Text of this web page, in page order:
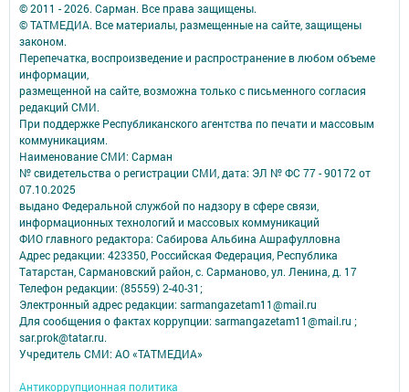
© 2011 - 2026. Сарман. Все права защищены.
© ТАТМЕДИА. Все материалы, размещенные на сайте, защищены
законом.
Перепечатка, воспроизведение и распространение в любом объеме
информации,
размещенной на сайте, возможна только с письменного согласия
редакций СМИ.
При поддержке Республиканского агентства по печати и массовым
коммуникациям.
Наименование СМИ: Сарман
№ свидетельства о регистрации СМИ, дата: ЭЛ № ФС 77 - 90172 от
07.10.2025
выдано Федеральной службой по надзору в сфере связи,
информационных технологий и массовых коммуникаций
ФИО главного редактора: Сабирова Альбина Ашрафулловна
Адрес редакции: 423350, Российская Федерация, Республика
Татарстан, Сармановский район, с. Сарманово, ул. Ленина, д. 17
Телефон редакции: (85559) 2-40-31;
Электронный адрес редакции: sarmangazetam11@mail.ru
Для сообщения о фактах коррупции: sarmangazetam11@mail.ru ;
sar.prok@tatar.ru.
Учредитель СМИ: АО «ТАТМЕДИА»
Антикоррупционная политика